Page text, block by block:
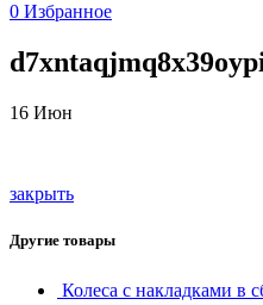
0 Избранное
16 Июн
закрыть
Другие товары
Колеса с накладками в